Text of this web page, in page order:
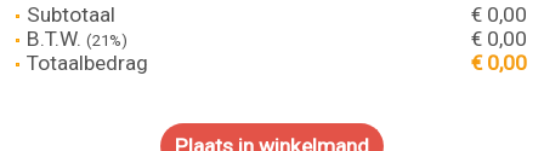
Subtotaal
€ 0,00
B.T.W.(21%)
€ 0,00
Totaalbedrag
€ 0,00